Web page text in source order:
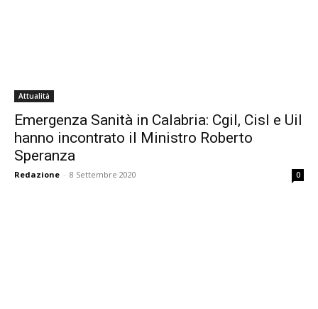
Attualità
Emergenza Sanità in Calabria: Cgil, Cisl e Uil
hanno incontrato il Ministro Roberto
Speranza
Redazione - 8 Settembre 2020 0